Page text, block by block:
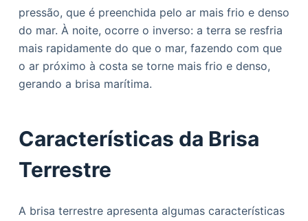
pressão, que é preenchida pelo ar mais frio e denso
do mar. À noite, ocorre o inverso: a terra se resfria
mais rapidamente do que o mar, fazendo com que
o ar próximo à costa se torne mais frio e denso,
gerando a brisa marítima.
Características da Brisa
Terrestre
A brisa terrestre apresenta algumas características